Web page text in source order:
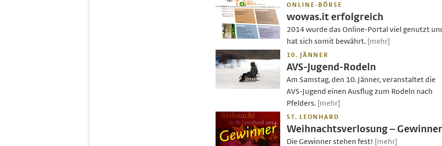
ONLINE-BÖRSE
wowas.it erfolgreich
2014 wurde das Online-Portal viel genutzt
hat sich somit bewährt. [mehr]
10. JÄNNER
AVS-Jugend-Rodeln
Am Samstag, den 10. Jänner, veranstaltet die
AVS-Jugend einen Ausflug zum Rodeln nach
Pfelders. [mehr]
ST. LEONHARD
Weihnachtsverlosung – Gewinner
Die Gewinner stehen fest! [mehr]